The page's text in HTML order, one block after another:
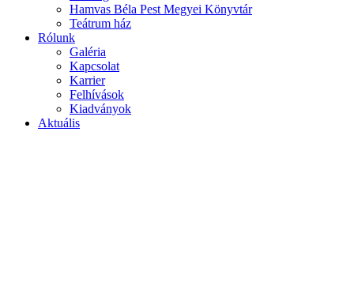
Hamvas Béla Pest Megyei Könyvtár
Teátrum ház
Rólunk
Galéria
Kapcsolat
Karrier
Felhívások
Kiadványok
Aktuális